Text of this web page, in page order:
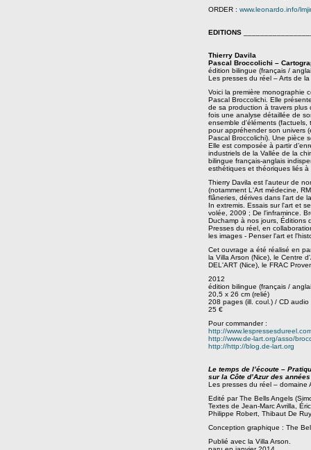
ORDER : www.leonardo.info/
EDITIONS
Thierry Davila
Pascal Broccolichi –
édition bilingue (français /
Les presses du réel – Arts de
Voici la première monographie
Pascal Broccolichi. Elle
de sa production à travers plus
fois une analyse détaillée de
ensemble d'éléments (factuels,
pour appréhender son univers
Pascal Broccolichi). Une pièce
Elle est composée à partir
industriels de la Vallée de la
bilingue français-anglais
esthétiques et théoriques liés
Thierry Davila est l'auteur de
(notamment L'Art médecine,
flâneries, dérives dans l'art de
In extremis. Essais sur l'art et
volée, 2009 ; De l'inframince.
Duchamp à nos jours, Éditions
Presses du réel, en
les images - Penser l'art et
Cet ouvrage a été réalisé en
la Villa Arson (Nice), le Centre
DEL'ART (Nice), le FRAC
2012
édition bilingue (français /
20,5 x 26 cm (relié)
208 pages (ill. coul.) / CD audio
25 €
Pour commander :
http://
http://www.de-lart.org/asso/
http://http://blog.de-lart.org
Le temps de l’écoute –
sur la Côte d’Azur des
Les presses du réel – domaine
Edité par The Bells Angels
Textes de Jean-Marc Avrilla,
Philippe Robert, Thibaut De
Conception graphique : The
Publié avec la Villa Arson.